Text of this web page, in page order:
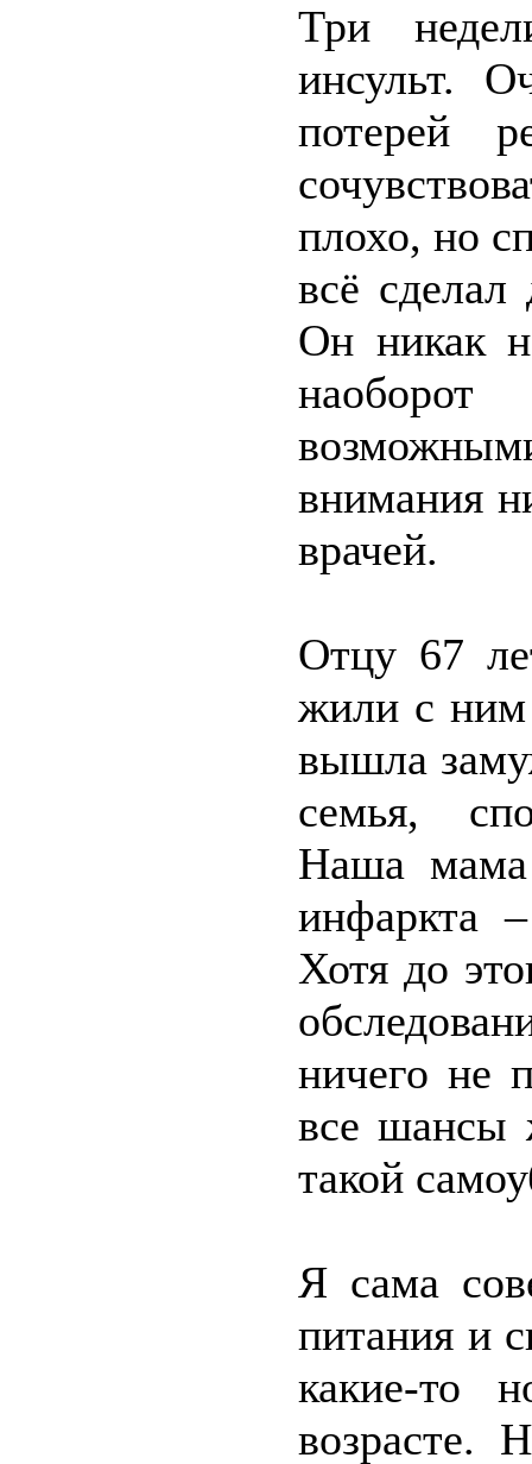
Три
инсульт.
потерей
плохо, но
всё сделал
Он никак
внимания
врачей.
Отцу 67
жили с ним
вышла
семья,
Наша мама
инфаркта
Хотя до
ничего не
все шансы
такой
Я сама
питания и
какие-то
возрасте.